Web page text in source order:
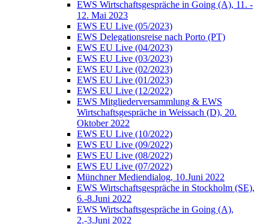
EWS Wirtschaftsgespräche in Going (A), 11. -
12. Mai 2023
EWS EU Live (05/2023)
EWS Delegationsreise nach Porto (PT)
EWS EU Live (04/2023)
EWS EU Live (03/2023)
EWS EU Live (02/2023)
EWS EU Live (01/2023)
EWS EU Live (12/2022)
EWS Mitgliederversammlung & EWS
Wirtschaftsgespräche in Weissach (D), 20.
Oktober 2022
EWS EU Live (10/2022)
EWS EU Live (09/2022)
EWS EU Live (08/2022)
EWS EU Live (07/2022)
Münchner Mediendialog, 10.Juni 2022
EWS Wirtschaftsgespräche in Stockholm (SE),
6.-8.Juni 2022
EWS Wirtschaftsgespräche in Going (A),
2.-3.Juni 2022